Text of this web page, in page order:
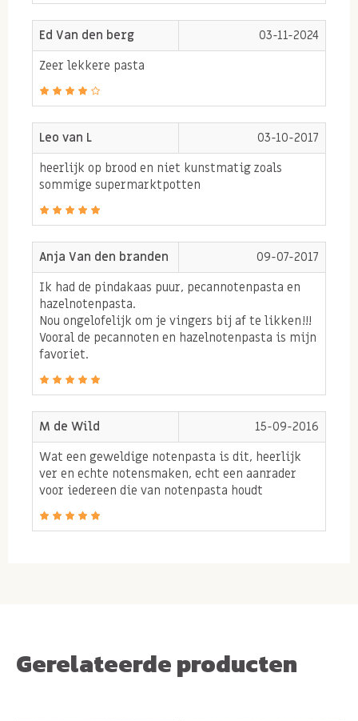
unieke en luxe notenpasta zonder pinda's.
Onze notenpasta's bereiden wij zelf dagelijks in onze
eigen productie. Door te kiezen voor premium
kwaliteit noten, deze vers te branden en geen suiker
of zout toe te voegen proef je de pure notensmaken
heerlijk samen komen in onze notenpasta.
Doordat de noten veel gezonde vetten bevatten en een
bron zijn van eiwitten is het een voedzame keus voor
bij het ontbijt of de lunch.
Bas Boer Noten tip: deze luxe notenpasta smaakt
heerlijk als topping op een zelfgebakken
bananenbrood.
Roer goed door voor gebruik.
natuurlijke oliën naar boven komen. Door de pasta
eerst goed te roeren blijft deze heerlijk smeuïg en
goed smeerbaar.*
Ed Van den berg
03-11-2024
Zeer lekkere pasta
Leo van L
03-10-2017
heerlijk op brood en niet kunstmatig zoals
sommige supermarktpotten
Anja Van den branden
09-07-2017
Ik had de pindakaas puur, pecannotenpasta en
hazelnotenpasta.
Nou ongelofelijk om je vingers bij af te likken!!!
Vooral de pecannoten en hazelnotenpasta is mijn
favoriet.
M de Wild
15-09-2016
Wat een geweldige notenpasta is dit, heerlijk
ver en echte notensmaken, echt een aanrader
voor iedereen die van notenpasta houdt
Gerelateerde producten